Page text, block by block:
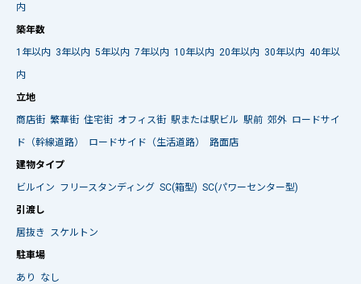
内
築年数
1年以内 3年以内 5年以内 7年以内 10年以内 20年以内 30年以内 40年以
内
立地
商店街 繁華街 住宅街 オフィス街 駅または駅ビル 駅前 郊外 ロードサイ
ド（幹線道路）
ロードサイド（生活道路）
路面店
建物タイプ
ビルイン フリースタンディング SC(箱型) SC(パワーセンター型)
引渡し
居抜き
スケルトン
駐車場
あり
なし